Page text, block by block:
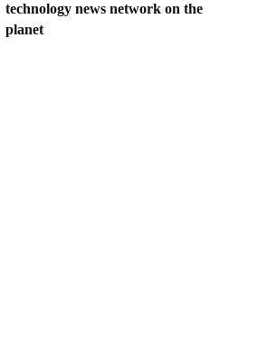
technology news network on the
planet